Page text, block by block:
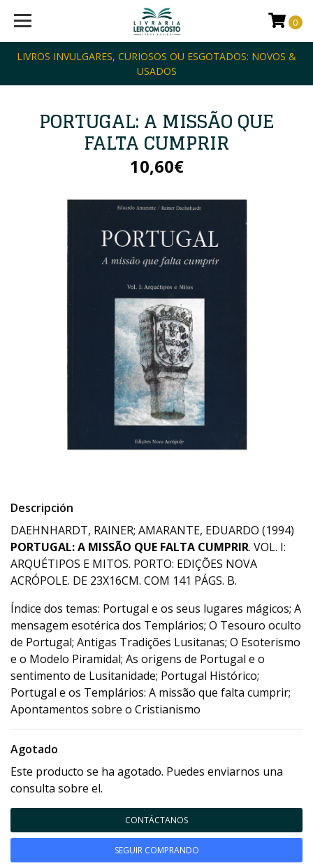
LIVROS INVULGARES, CURIOSOS OU ESGOTADOS: NOVOS &
USADOS
0
PORTUGAL: A MISSÃO QUE
FALTA CUMPRIR
10,60€
Descripción
DAEHNHARDT, RAINER; AMARANTE, EDUARDO (1994)
PORTUGAL: A MISSÃO QUE FALTA CUMPRIR. VOL. I:
ARQUÉTIPOS E MITOS. PORTO: EDIÇÕES NOVA
ACRÓPOLE. DE 23X16CM. COM 141 PÁGS. B.
Índice dos temas: Portugal e os seus lugares mágicos; A
mensagem esotérica dos Templários; O Tesouro oculto
de Portugal; Antigas Tradições Lusitanas; O Esoterismo
e o Modelo Piramidal; As origens de Portugal e o
sentimento de Lusitanidade; Portugal Histórico;
Portugal e os Templários: A missão que falta cumprir;
Apontamentos sobre o Cristianismo
Agotado
Este producto se ha agotado. Puedes enviarnos una
consulta sobre el.
CONTÁCTANOS
SEGUIR COMPRANDO